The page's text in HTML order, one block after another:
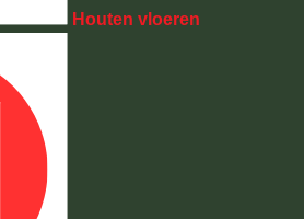
Houten vloeren